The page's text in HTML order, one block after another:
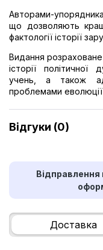
Авторами-
що дозволяють
фактології історії
Видання розраховане
історії політичної
учень, а також
проблемами еволюції
Відгуки (0)
Відправлення
Доставка